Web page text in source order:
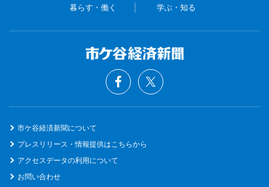
暮らす・働く 学ぶ・知る
市ケ谷経済新聞について
プレスリリース・情報提供はこちらから
アクセスデータの利用について
お問い合わせ